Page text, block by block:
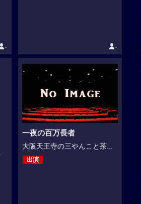
- -
一夜の百万長者
大阪天王寺の三やんこと茶...
出演